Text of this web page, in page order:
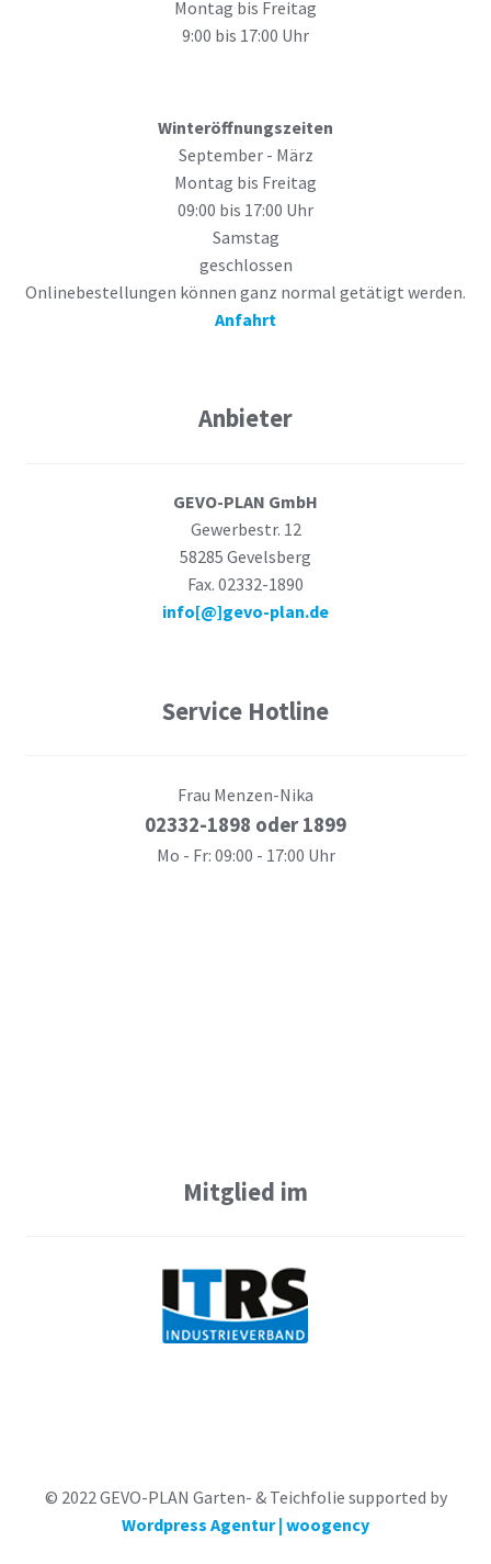
Montag bis Freitag
9:00 bis 17:00 Uhr
Winteröffnungszeiten
September - März
Montag bis Freitag
09:00 bis 17:00 Uhr
Samstag
geschlossen
Onlinebestellungen können ganz normal getätigt werden.
Anfahrt
Anbieter
GEVO-PLAN GmbH
Gewerbestr. 12
58285 Gevelsberg
Fax. 02332-1890
info[@]gevo-plan.de
Service Hotline
Frau Menzen-Nika
02332-1898 oder 1899
Mo - Fr: 09:00 - 17:00 Uhr
Mitglied im
© 2022 GEVO-PLAN Garten- & Teichfolie supported by
Wordpress Agentur | woogency